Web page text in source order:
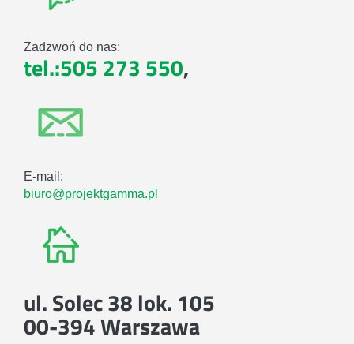
Zadzwoń do nas:
tel.:505 273 550,
E-mail:
biuro@projektgamma.pl
ul. Solec 38 lok. 105
00-394 Warszawa